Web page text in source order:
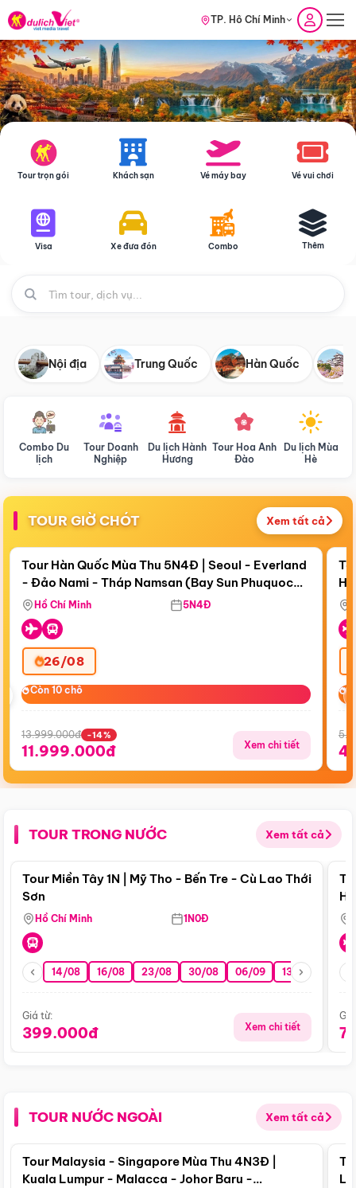
TP. Hồ Chí Minh
Tour trọn gói Khách sạn Vé máy bay Vé vui chơi
Visa Xe đưa đón Combo Thêm
Nội địa Trung Quốc Hàn Quốc
Combo Du
lịch
Tour Doanh
Nghiệp
Du lịch Hành
Hương
Tour Hoa Anh
Đào
Du lịch Mùa
Hè
TOUR GIỜ CHÓT Xem tất cả
Còn18 ngày 06:22:54
Bay Sun Phuquoc Airways
Điểm nổi bật
Tour Hàn Quốc Mùa Thu 5N4Đ | Seoul - Everland
- Đảo Nami - Tháp Namsan (Bay Sun Phuquoc
Airways)
Hồ Chí Minh 5N4Đ
26/08
Còn 10 chỗ
Còn 10 chỗ
13.999.000đ -14%
11.999.000đ Xem chi tiết
TOUR TRONG NƯỚC Xem tất cả
Điểm nổi bật
Tour Miền Tây 1N | Mỹ Tho - Bến Tre - Cù Lao Thới
Sơn
Hồ Chí Minh 1N0Đ
14/08 16/08 23/08 30/08 06/09 13/09 20/09
Giá từ:
399.000đ Xem chi tiết
TOUR NƯỚC NGOÀI Xem tất cả
Điểm nổi bật
Tour Malaysia - Singapore Mùa Thu 4N3Đ |
Kuala Lumpur - Malacca - Johor Baru -